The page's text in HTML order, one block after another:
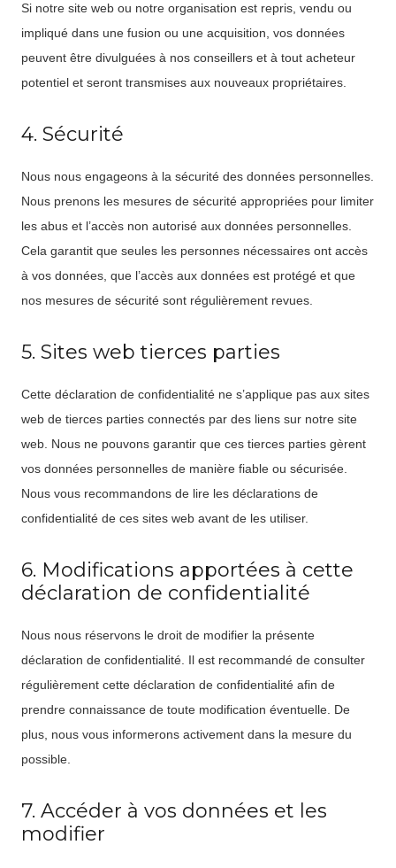
Si notre site web ou notre organisation est repris, vendu ou
impliqué dans une fusion ou une acquisition, vos données
peuvent être divulguées à nos conseillers et à tout acheteur
potentiel et seront transmises aux nouveaux propriétaires.
4. Sécurité
Nous nous engageons à la sécurité des données personnelles.
Nous prenons les mesures de sécurité appropriées pour limiter
les abus et l’accès non autorisé aux données personnelles.
Cela garantit que seules les personnes nécessaires ont accès
à vos données, que l’accès aux données est protégé et que
nos mesures de sécurité sont régulièrement revues.
5. Sites web tierces parties
Cette déclaration de confidentialité ne s’applique pas aux sites
web de tierces parties connectés par des liens sur notre site
web. Nous ne pouvons garantir que ces tierces parties gèrent
vos données personnelles de manière fiable ou sécurisée.
Nous vous recommandons de lire les déclarations de
confidentialité de ces sites web avant de les utiliser.
6. Modifications apportées à cette
déclaration de confidentialité
Nous nous réservons le droit de modifier la présente
déclaration de confidentialité. Il est recommandé de consulter
régulièrement cette déclaration de confidentialité afin de
prendre connaissance de toute modification éventuelle. De
plus, nous vous informerons activement dans la mesure du
possible.
7. Accéder à vos données et les
modifier